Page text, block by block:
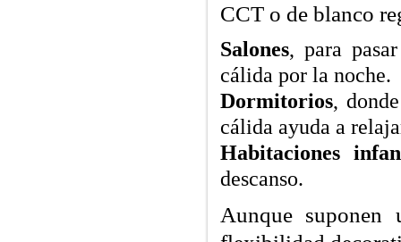
CCT o de blanco
Salones, para
cálida por la noche.
Dormitorios,
cálida ayuda a
Habitaciones
descanso.
Aunque suponen